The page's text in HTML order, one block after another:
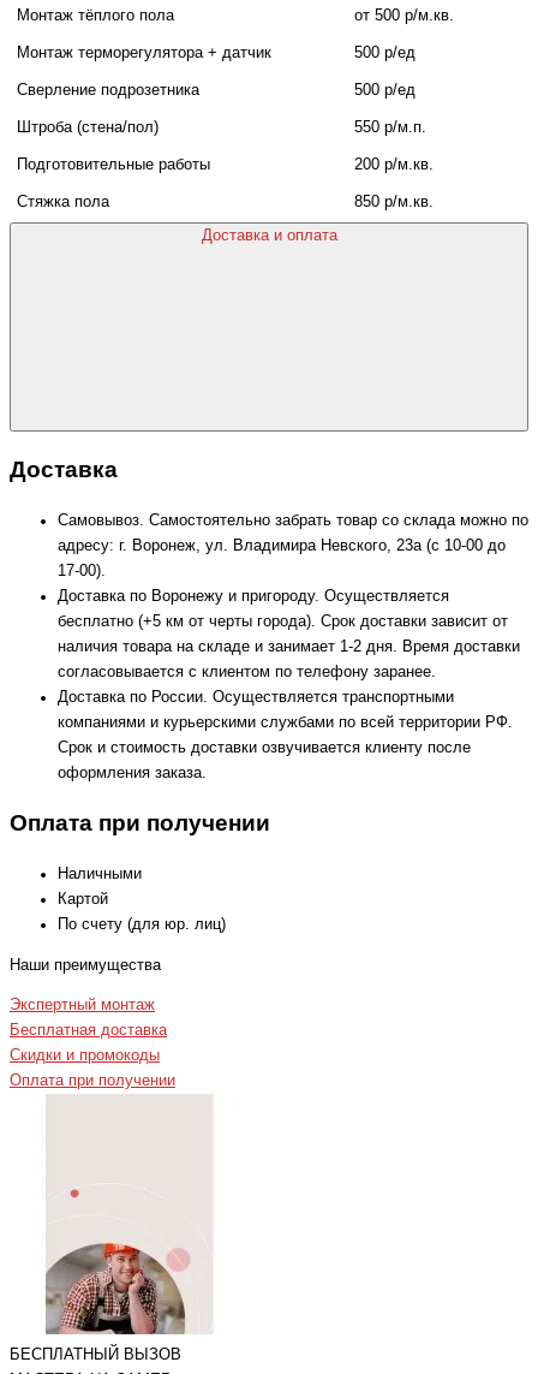
Монтаж тёплого пола от 500 р/м.кв.
Монтаж терморегулятора + датчик 500 р/ед
Сверление подрозетника 500 р/ед
Штроба (стена/пол) 550 р/м.п.
Подготовительные работы 200 р/м.кв.
Стяжка пола 850 р/м.кв.
Доставка и оплата
Доставка
Самовывоз. Самостоятельно забрать товар со склада можно по
адресу: г. Воронеж, ул. Владимира Невского, 23а (с 10-00 до
17-00).
Доставка по Воронежу и пригороду. Осуществляется
бесплатно (+5 км от черты города). Срок доставки зависит от
наличия товара на складе и занимает 1-2 дня. Время доставки
согласовывается с клиентом по телефону заранее.
Доставка по России. Осуществляется транспортными
компаниями и курьерскими службами по всей территории РФ.
Срок и стоимость доставки озвучивается клиенту после
оформления заказа.
Оплата при получении
Наличными
Картой
По счету (для юр. лиц)
Наши преимущества
Экспертный монтаж
Бесплатная доставка
Скидки и промокоды
Оплата при получении
БЕСПЛАТНЫЙ ВЫЗОВ